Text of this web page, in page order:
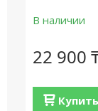
В наличии
22 900
Купить